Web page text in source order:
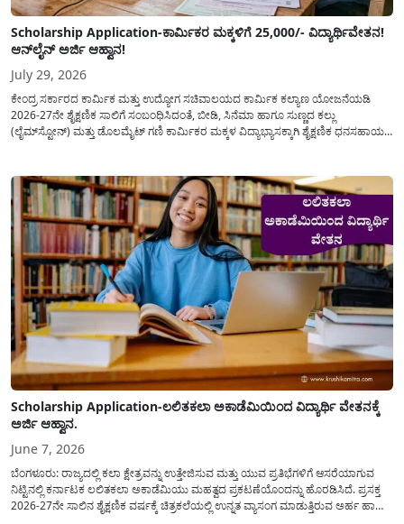
Scholarship Application-ಕಾರ್ಮಿಕರ ಮಕ್ಕಳಿಗೆ 25,000/- ವಿದ್ಯಾರ್ಥಿವೇತನ!
ಆನ್‍ಲೈನ್ ಅರ್ಜಿ ಆಹ್ವಾನ!
July 29, 2026
ಕೇಂದ್ರ ಸರ್ಕಾರದ ಕಾರ್ಮಿಕ ಮತ್ತು ಉದ್ಯೋಗ ಸಚಿವಾಲಯದ ಕಾರ್ಮಿಕ ಕಲ್ಯಾಣ ಯೋಜನೆಯಡಿ
2026-27ನೇ ಶೈಕ್ಷಣಿಕ ಸಾಲಿಗೆ ಸಂಬಂಧಿಸಿದಂತೆ, ಬೀಡಿ, ಸಿನೆಮಾ ಹಾಗೂ ಸುಣ್ಣದ ಕಲ್ಲು
(ಲೈಮ್‍ಸ್ಟೋನ್) ಮತ್ತು ಡೊಲಮೈಟ್ ಗಣಿ ಕಾರ್ಮಿಕರ ಮಕ್ಕಳ ವಿದ್ಯಾಭ್ಯಾಸಕ್ಕಾಗಿ ಶೈಕ್ಷಣಿಕ ಧನಸಹಾಯ/
Scholarship Application-ಲಲಿತಕಲಾ ಅಕಾಡೆಮಿಯಿಂದ ವಿದ್ಯಾರ್ಥಿ ವೇತನಕ್ಕೆ
ಅರ್ಜಿ ಆಹ್ವಾನ.
June 7, 2026
ಬೆಂಗಳೂರು: ರಾಜ್ಯದಲ್ಲಿ ಕಲಾ ಕ್ಷೇತ್ರವನ್ನು ಉತ್ತೇಜಿಸುವ ಮತ್ತು ಯುವ ಪ್ರತಿಭೆಗಳಿಗೆ ಆಸರೆಯಾಗುವ
ನಿಟ್ಟಿನಲ್ಲಿ ಕರ್ನಾಟಕ ಲಲಿತಕಲಾ ಅಕಾಡೆಮಿಯು ಮಹತ್ವದ ಪ್ರಕಟಣೆಯೊಂದನ್ನು ಹೊರಡಿಸಿದೆ. ಪ್ರಸಕ್ತ
2026-27ನೇ ಸಾಲಿನ ಶೈಕ್ಷಣಿಕ ವರ್ಷಕ್ಕೆ ಚಿತ್ರಕಲೆಯಲ್ಲಿ ಉನ್ನತ ವ್ಯಾಸಂಗ ಮಾಡುತ್ತಿರುವ ಅರ್ಹ ಹಾಗೂ